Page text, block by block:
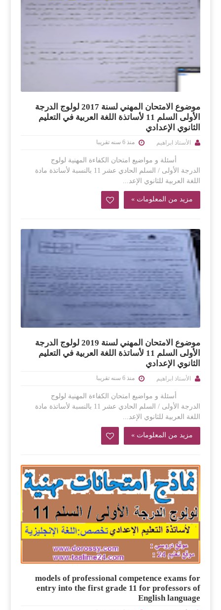
موضوع الامتحان المهني لسنة 2017 لولوج الدرجة
الأولى السلم 11 لأساتذة اللغة العربية في التعليم
الثانوي الإعدادي
الأستاذ ابراهيم منذ 6 سنه تقريبا
أسئلة و مواضيع امتحان الكفاءة المهنية لولوج
الدرجة الأولى / السلم الحادي عشر 11 بالنسبة لأساتذة مادة
اللغة العربية للثانوي الإعد...
مزيد من المعلومات »
موضوع الامتحان المهني لسنة 2019 لولوج الدرجة
الأولى السلم 11 لأساتذة اللغة العربية في التعليم
الثانوي الإعدادي
الأستاذ ابراهيم منذ 6 سنه تقريبا
أسئلة و مواضيع امتحان الكفاءة المهنية لولوج
الدرجة الأولى / السلم الحادي عشر 11 بالنسبة لأساتذة مادة
اللغة العربية للثانوي الإعد...
مزيد من المعلومات »
models of professional competence exams for
entry into the first grade 11 for professors of
English language